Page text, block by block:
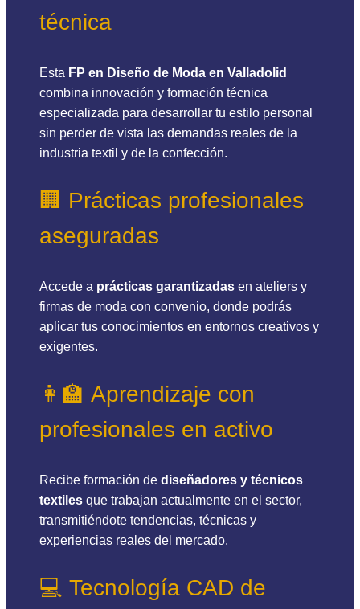
técnica
Esta FP en Diseño de Moda en Valladolid
combina innovación y formación técnica
especializada para desarrollar tu estilo personal
sin perder de vista las demandas reales de la
industria textil y de la confección.
🏢 Prácticas profesionales
aseguradas
Accede a prácticas garantizadas en ateliers y
firmas de moda con convenio, donde podrás
aplicar tus conocimientos en entornos creativos y
exigentes.
👩‍🏫 Aprendizaje con
profesionales en activo
Recibe formación de diseñadores y técnicos
textiles que trabajan actualmente en el sector,
transmitiéndote tendencias, técnicas y
experiencias reales del mercado.
💻 Tecnología CAD de